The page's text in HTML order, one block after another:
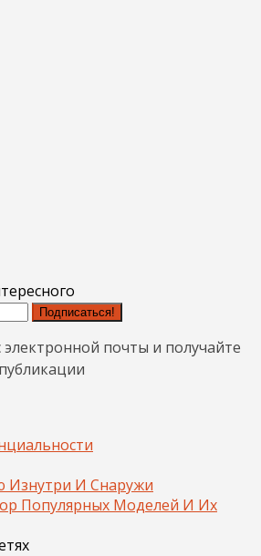
Подписаться!
почты и получайте
Изнутри И Снаружи
Популярных Моделей И Их